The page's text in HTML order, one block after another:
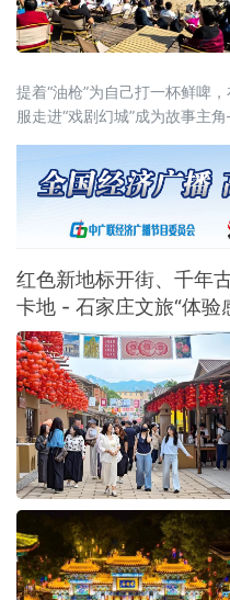
提着“油枪”为自己打一杯鲜啤
服走进“戏剧幻城”成为故事主
从“打卡式”到“入戏式”的消费
文旅消费季，各地落地超3万
国务院近期批复的《扩大消费“
红色新地标开街、千年
卡地 - 石家庄文旅“体验